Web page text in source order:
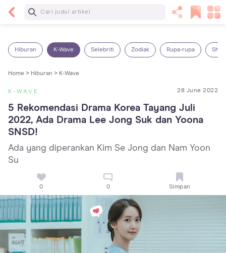
Baca Selanjutnya
Hiburan K-Wave Selebriti Zodiak Rupa-rupa
Home > Hiburan > K-Wave
K-WAVE 28 June 2022
5 Rekomendasi Drama Korea Tayang Juli
2022, Ada Drama Lee Jong Suk dan Yoona
SNSD!
Ada yang diperankan Kim Se Jong dan Nam Yoon
Su
0 0 Simpan